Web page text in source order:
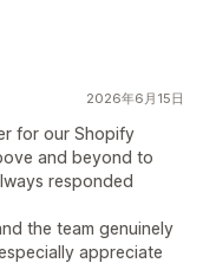
2026年6月15日
for our Shopify
and beyond to
responded
the team genuinely
appreciate